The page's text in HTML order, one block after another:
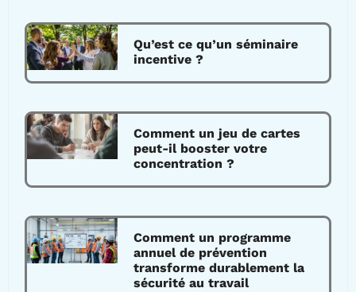
Qu’est ce qu’un séminaire
incentive ?
Comment un jeu de cartes
peut-il booster votre
concentration ?
Comment un programme
annuel de prévention
transforme durablement la
sécurité au travail